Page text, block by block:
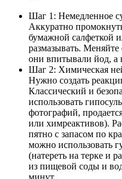
Шаг 1: Немедленное
Аккуратно
бумажной салфеткой
размазывать.
они впитывали йод, а
Шаг 2: Химическая
Нужно создать
Классический и
использовать
фотографий,
или химреактивов).
пятно с запасом по
можно использовать
(натереть на терке и
из пищевой соды и
минут.